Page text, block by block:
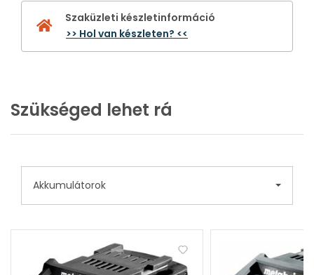
Szaküzleti készletinformáció
>> Hol van készleten? <<
Szükséged lehet rá
Akkumulátorok